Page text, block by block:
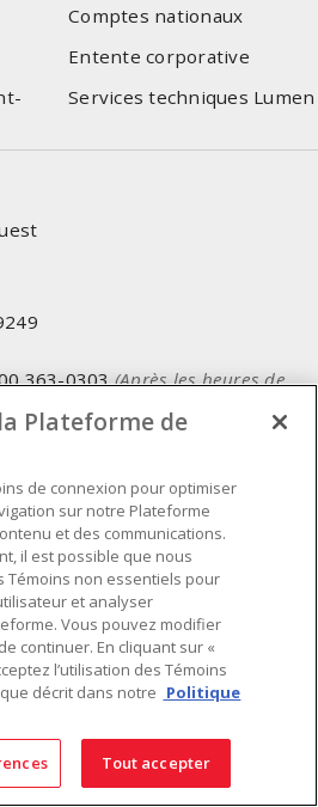
Comptes nationaux
Entente corporative
Services techniques Lumen
363-0303 (Après les heures de
applicables)
canadiens et importés
à jour sur les offres de Lumen
Plateforme de
de connexion pour optimiser
sur notre Plateforme
et des communications.
il est possible que nous
Témoins non essentiels pour
et analyser
Vous pouvez modifier
continuer. En cliquant sur «
l’utilisation des Témoins
décrit dans notre Politique
Tout accepter